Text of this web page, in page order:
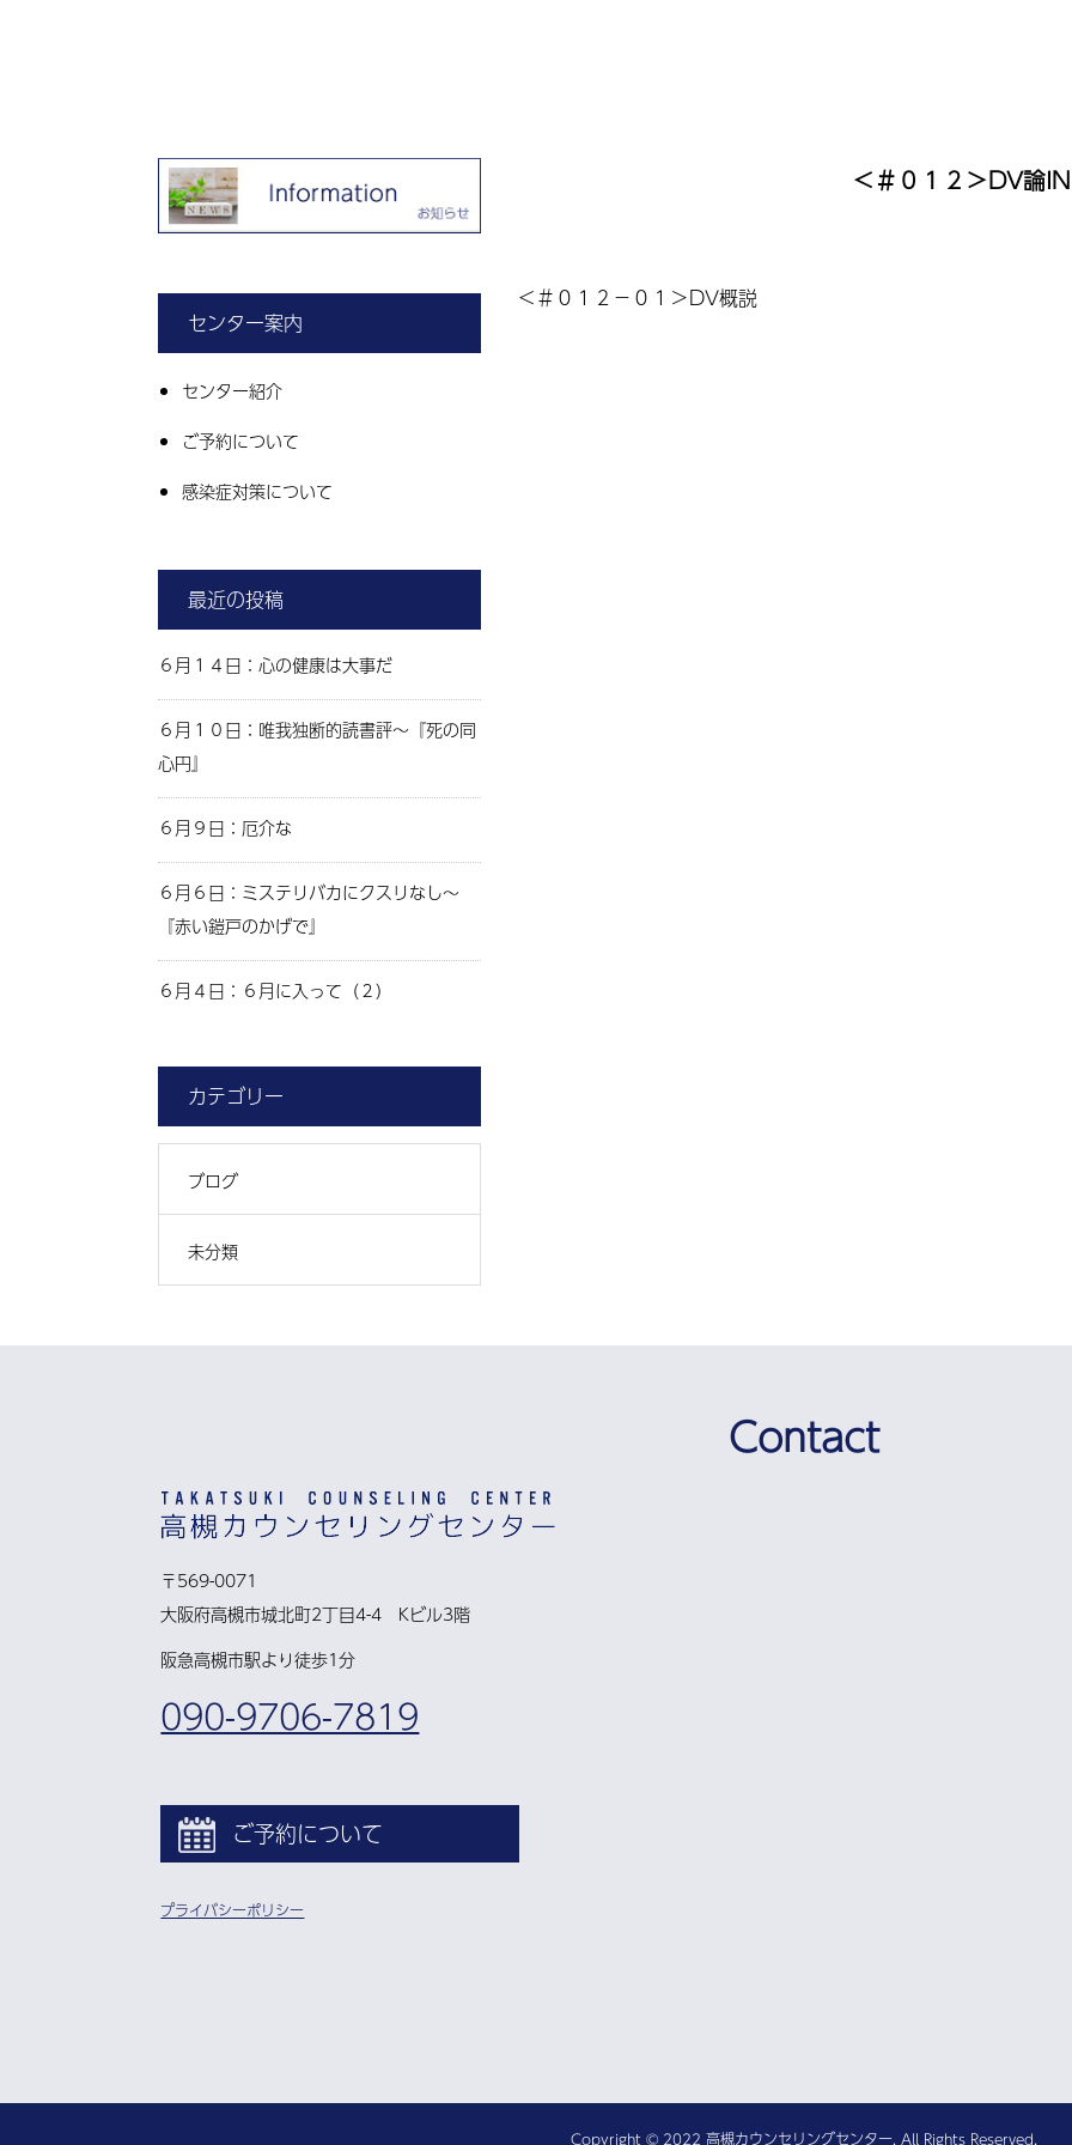
＜＃０１２＞DV論
＜＃ ０１２－０１ ＞DV概説
センター案内
センター紹介
ご予約について
感染症対策について
最近の投稿
６月１４日：心の健康は大事だ
６月１０日：唯我独断的読書評～『死の同
心円』
６月９日：厄介な
６月６日：ミステリバカにクスリなし～
『赤い鎧戸のかげで』
６月４日：６月に入って（２）
カテゴリー
ブログ
未分類
Contact
〒569-0071
大阪府高槻市城北町2丁目4-4 Kビル3階
阪急高槻市駅より徒歩1分
090-9706-7819
ご予約について
プライバシーポリシー
Copyright © 2022 高槻カウンセリングセンター. All Rights Reserved.